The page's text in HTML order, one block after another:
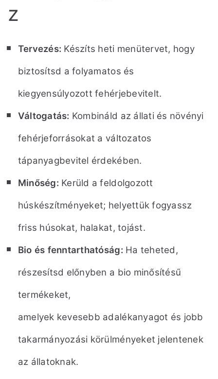
z
Tervezés: Készíts heti menütervet, hogy
biztosítsd a folyamatos és
kiegyensúlyozott fehérjebevitelt.
Váltogatás: Kombináld az állati és növényi
fehérjeforrásokat a változatos
tápanyagbevitel érdekében.
Minőség: Kerüld a feldolgozott
húskészítményeket; helyettük fogyassz
friss húsokat, halakat, tojást.
Bio és fenntarthatóság: Ha teheted,
részesítsd előnyben a bio minősítésű
termékeket,
amelyek kevesebb adalékanyagot és jobb
takarmányozási körülményeket jelentenek
az állatoknak.